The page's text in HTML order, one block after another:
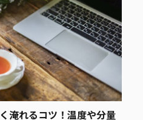
淹れるコツ！温度や分量